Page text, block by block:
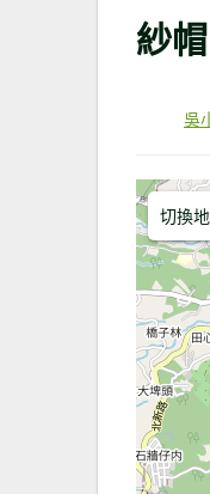
紗
吳
切換